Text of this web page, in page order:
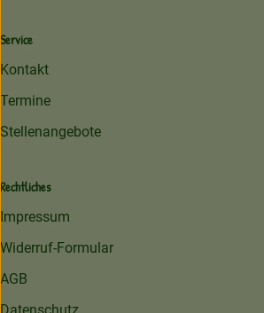
Service
Kontakt
Termine
Stellenangebote
Rechtliches
Impressum
Widerruf-Formular
AGB
Datenschutz